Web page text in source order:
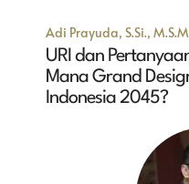
Adi Prayuda, S.Si.,
URI dan
Mana Grand
Indonesia 2045?